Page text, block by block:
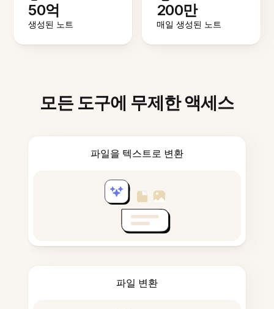
50억
생성된 노트
200만
매일 생성된 노트
모든 도구에 무제한 액세스
파일을 텍스트로 변환
파일 변환